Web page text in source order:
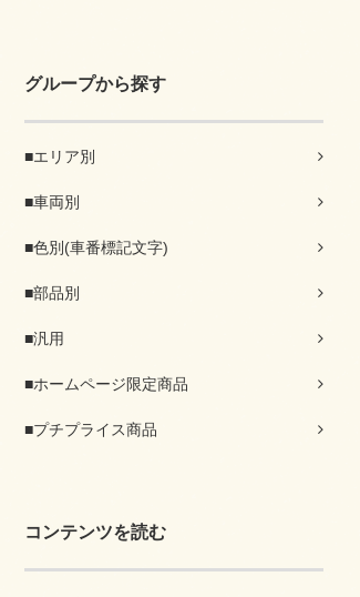
グループから探す
■エリア別
■車両別
■色別(車番標記文字)
■部品別
■汎用
■ホームページ限定商品
■プチプライス商品
コンテンツを読む